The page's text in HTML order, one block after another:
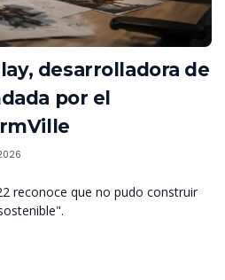
desarrolladora de
por el
reconoce que no pudo construir